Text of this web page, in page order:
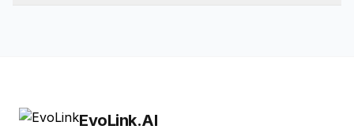
려운 워크로드에 아껴 둡니다.
EvoLink.AI